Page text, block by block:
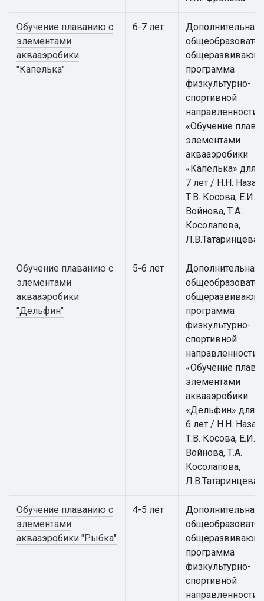
Обучение плаванию с
элементами
аквааэробики
"Капелька"
6-7 лет
Дополнительная
программа
физкультурно-
спортивной
направленности
«Обучение
элементами
аквааэробики
«Капелька» для
7 лет / Н.Н.
Т.В. Косова, Е.И.
Войнова, Т.А.
Косолапова,
Л.В.Татаринцева
Обучение плаванию с
элементами
аквааэробики
"Дельфин"
5-6 лет
Дополнительная
программа
физкультурно-
спортивной
направленности
«Обучение
элементами
аквааэробики
«Дельфин» для
6 лет / Н.Н.
Т.В. Косова, Е.И.
Войнова, Т.А.
Косолапова,
Л.В.Татаринцева
Обучение плаванию с
элементами
аквааэробики "Рыбка"
4-5 лет
Дополнительная
программа
физкультурно-
спортивной
направленности